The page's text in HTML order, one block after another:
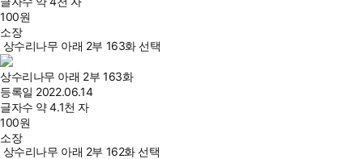
100원
소장
상수리나무 아래 2부 163화 선택
상수리나무 아래 2부 163화
등록일 2022.06.14
글자수 약 4.1천 자
100원
소장
상수리나무 아래 2부 162화 선택